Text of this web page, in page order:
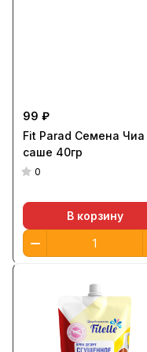
99 ₽
Fit Parad Семена Чиа
саше 40гр
0
В корзину